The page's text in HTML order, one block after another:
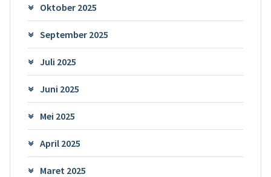
Oktober 2025
September 2025
Juli 2025
Juni 2025
Mei 2025
April 2025
Maret 2025